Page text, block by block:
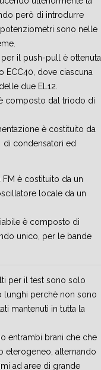
però di introdurre
sono nelle
per il push-pull è ottenuta
ECC40, dove ciascuna
due EL12.
composto dal triodo di
è costituito da
condensatori ed
FM è costituito da un
locale da un
è composto di
unico, per le bande
per il test sono solo
lunghi perchè non sono
mantenuti in tutta la
entrambi brani che che
eterogeneo, alternando
ad aree di grande